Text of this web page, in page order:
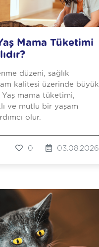
Mama Tüketimi
düzeni, sağlık
kalitesi üzerinde büyük
mama tüketimi,
ve mutlu bir yaşam
olur.
0 03.08.2026